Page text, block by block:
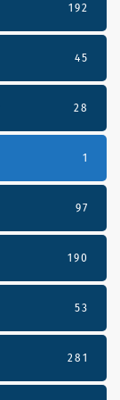
192
45
28
1
97
190
53
281